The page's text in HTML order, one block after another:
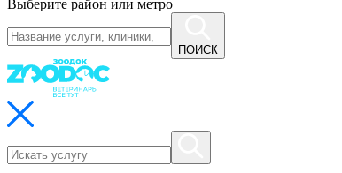
Выберите район или метро
ПОИСК